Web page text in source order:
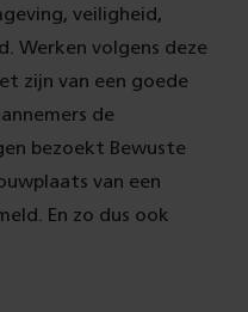
veiligheid,
Werken volgens deze
zijn van een goede
de
bezoekt Bewuste
van een
En zo dus ook